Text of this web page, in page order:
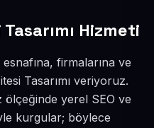
Hizmeti
firmalarına ve
Tasarımı veriyoruz.
yerel SEO ve
kurgular; böylece